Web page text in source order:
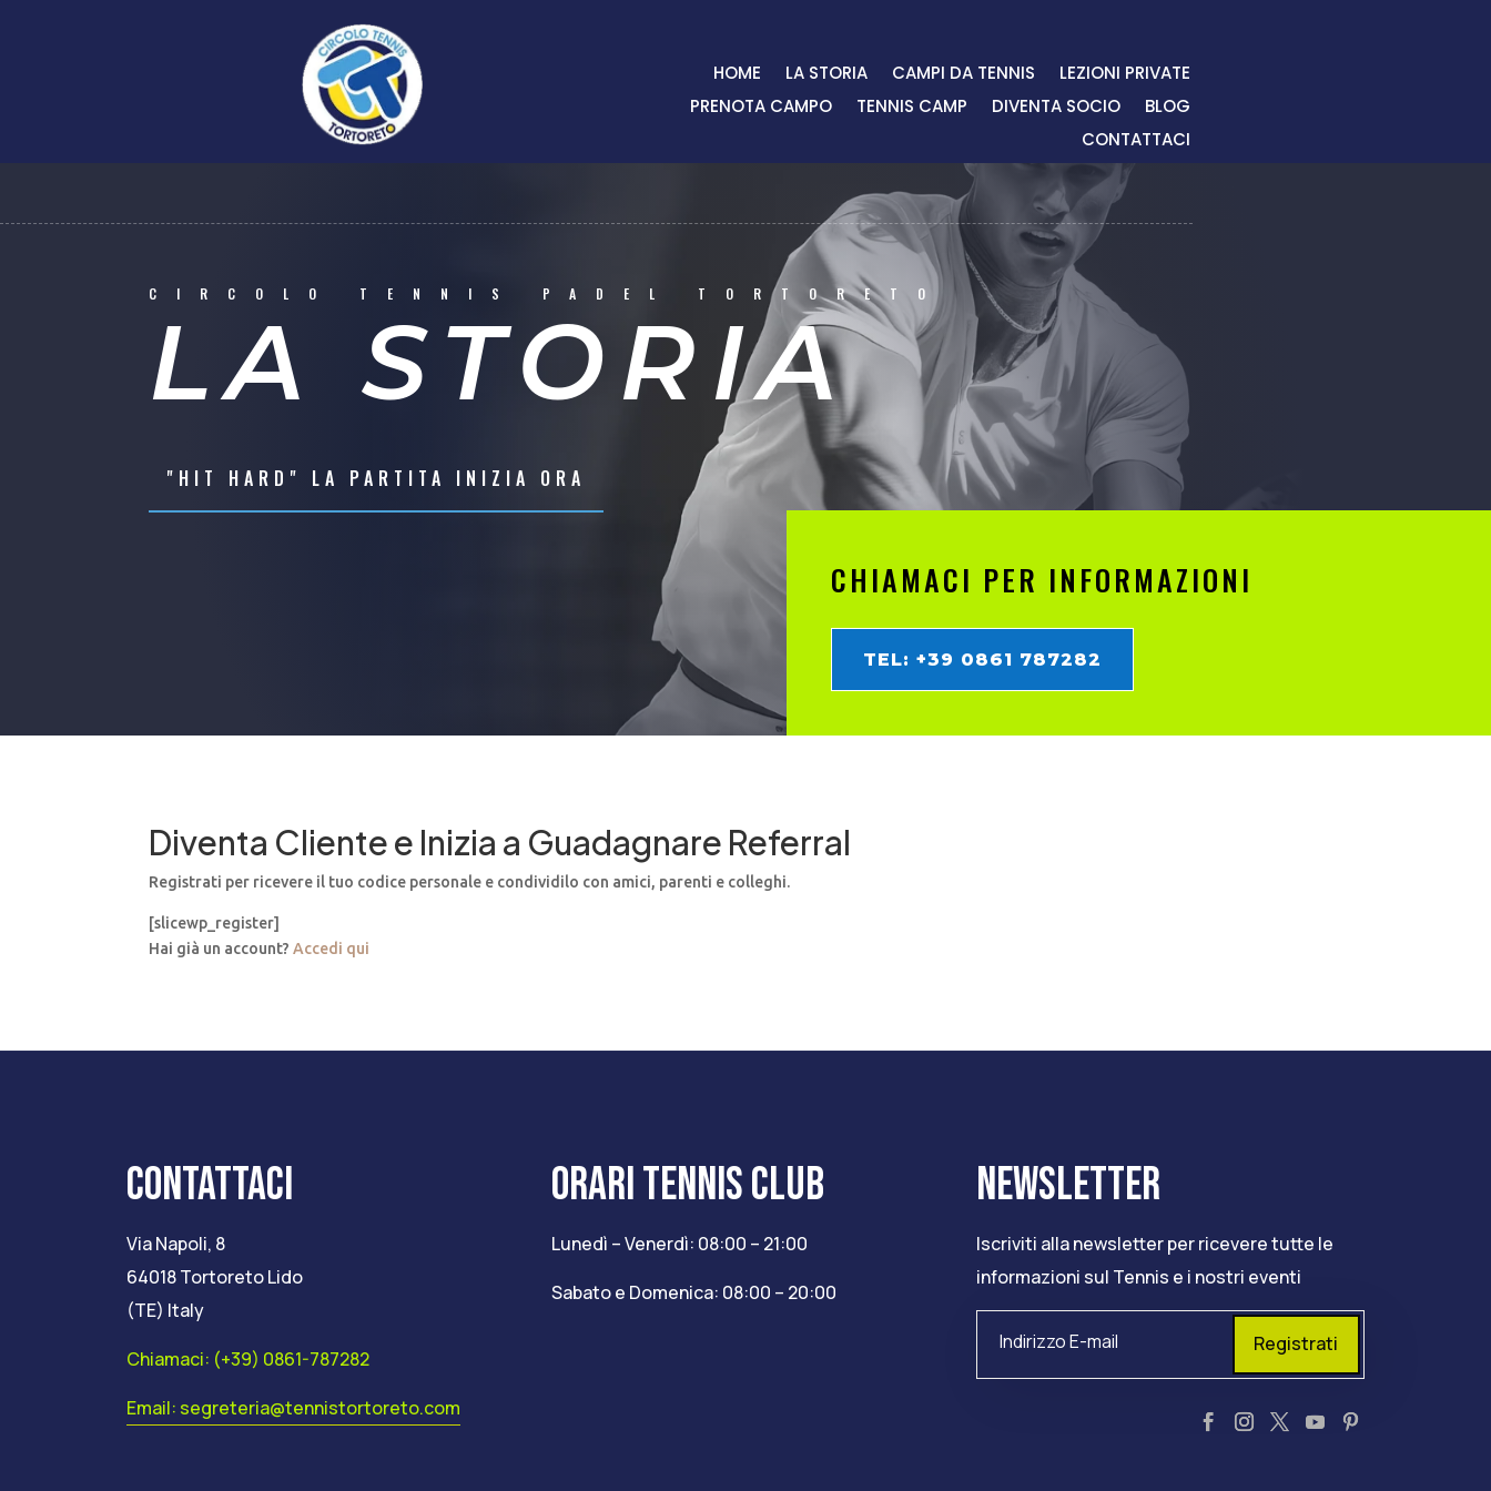
HOME LA STORIA CAMPI DA TENNIS
LEZIONI PRIVATE
PRENOTA CAMPO
TENNIS CAMP DIVENTA SOCIO
BLOG
CONTATTACI
CIRCOLO TENNIS PADEL TORTORETO
LA STORIA
"HIT HARD" LA PARTITA INIZIA ORA
CHIAMACI PER INFORMAZIONI
TEL: +39 0861 787282
Diventa Cliente e Inizia a Guadagnare Referral
Registrati per ricevere il tuo codice personale e condividilo con amici, parenti e colleghi.
[slicewp_register]
Hai già un account?Accedi qui
CONTATTACI
Via Napoli, 8
64018 Tortoreto Lido
(TE) Italy
Chiamaci: (+39) 0861-787282
Email: segreteria@tennistortoreto.com
ORARI TENNIS CLUB
Lunedì – Venerdì: 08:00 – 21:00
Sabato e Domenica: 08:00 – 20:00
NEWSLETTER
Iscriviti alla newsletter per ricevere tutte le
informazioni sul Tennis e i nostri eventi
Registrati